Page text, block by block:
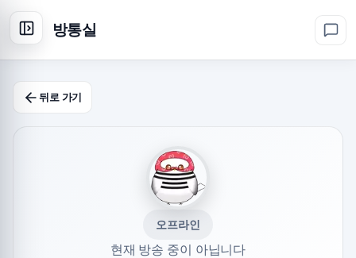
방통실
뒤로 가기
오프라인
현재 방송 중이 아닙니다